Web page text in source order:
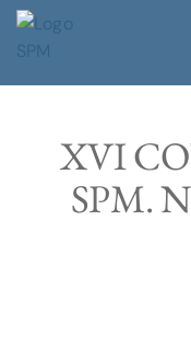
XVI
SPM.